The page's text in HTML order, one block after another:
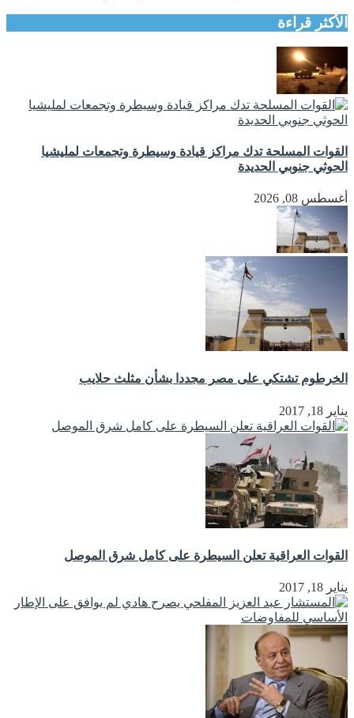
الأكثر قراءة
القوات المسلحة تدك مراكز قيادة وسيطرة وتجمعات لمليشيا
الحوثي جنوبي الحديدة
أغسطس 08, 2026
الخرطوم تشتكي على مصر مجددا بشأن مثلث حلايب
يناير 18, 2017
القوات العراقية تعلن السيطرة على كامل شرق الموصل
يناير 18, 2017